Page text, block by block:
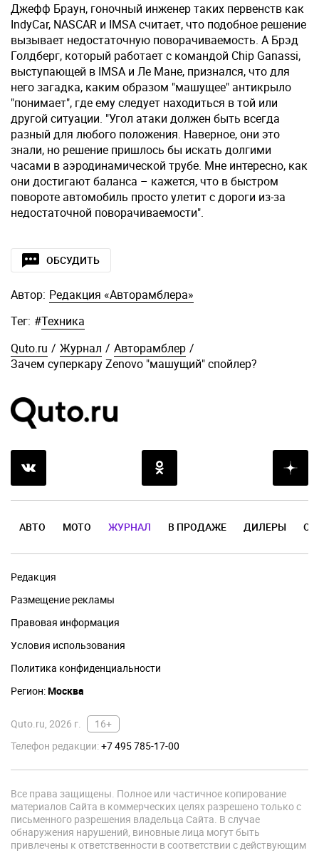
Джефф Браун, гоночный инженер таких первенств как
IndyCar, NASCAR и IMSA считает, что подобное решение
вызывает недостаточную поворачиваемость. А Брэд
Голдберг, который работает с командой Chip Ganassi,
выступающей в IMSA и Ле Мане, признался, что для
него загадка, каким образом "машущее" антикрыло
"понимает", где ему следует находиться в той или
другой ситуации. "Угол атаки должен быть всегда
разный для любого положения. Наверное, они это
знали, но решение пришлось бы искать долгими
часами в аэродинамической трубе. Мне интересно, как
они достигают баланса – кажется, что в быстром
повороте автомобиль просто улетит с дороги из-за
недостаточной поворачиваемости".
ОБСУДИТЬ
Автор: Редакция «Авторамблера»
Тег: #Техника
Quto.ru / Журнал / Авторамблер /
Зачем суперкару Zenovo "машущий" спойлер?
АВТО МОТО ЖУРНАЛ В ПРОДАЖЕ ДИЛЕРЫ
Редакция
Размещение рекламы
Правовая информация
Условия использования
Политика конфиденциальности
Регион:Москва
Quto.ru, 2026 г.
16+
Телефон редакции:+7 495 785-17-00
Все права защищены. Полное или частичное копирование
материалов Сайта в коммерческих целях разрешено только с
письменного разрешения владельца Сайта. В случае
обнаружения нарушений, виновные лица могут быть
привлечены к ответственности в соответствии с действующим